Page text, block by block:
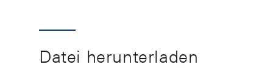
Datei herunterladen